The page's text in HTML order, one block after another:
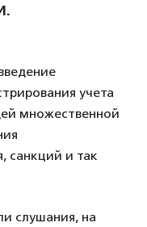
учета
множественной
санкций и так
слушания, на